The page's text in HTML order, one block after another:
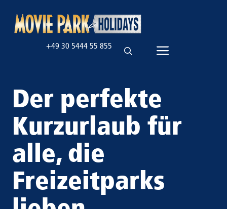
Inhalt
springen
+49 30 5444 55 855 Menü
Der perfekte
Kurzurlaub für
alle, die
Freizeitparks